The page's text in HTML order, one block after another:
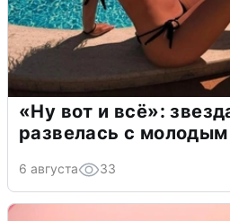
«Ну вот и всё»:
развелась с
6 августа 33